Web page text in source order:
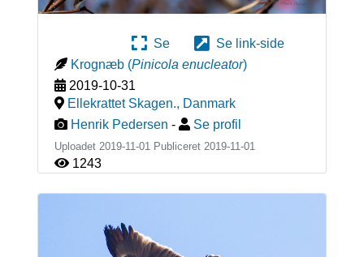
Se
Se link-side
Krognæb (Pinicola enucleator)
2019-10-31
Ellekrattet Skagen., Danmark
Henrik Pedersen - Se profil
Uploadet 2019-11-01 Publiceret 2019-11-01
1243